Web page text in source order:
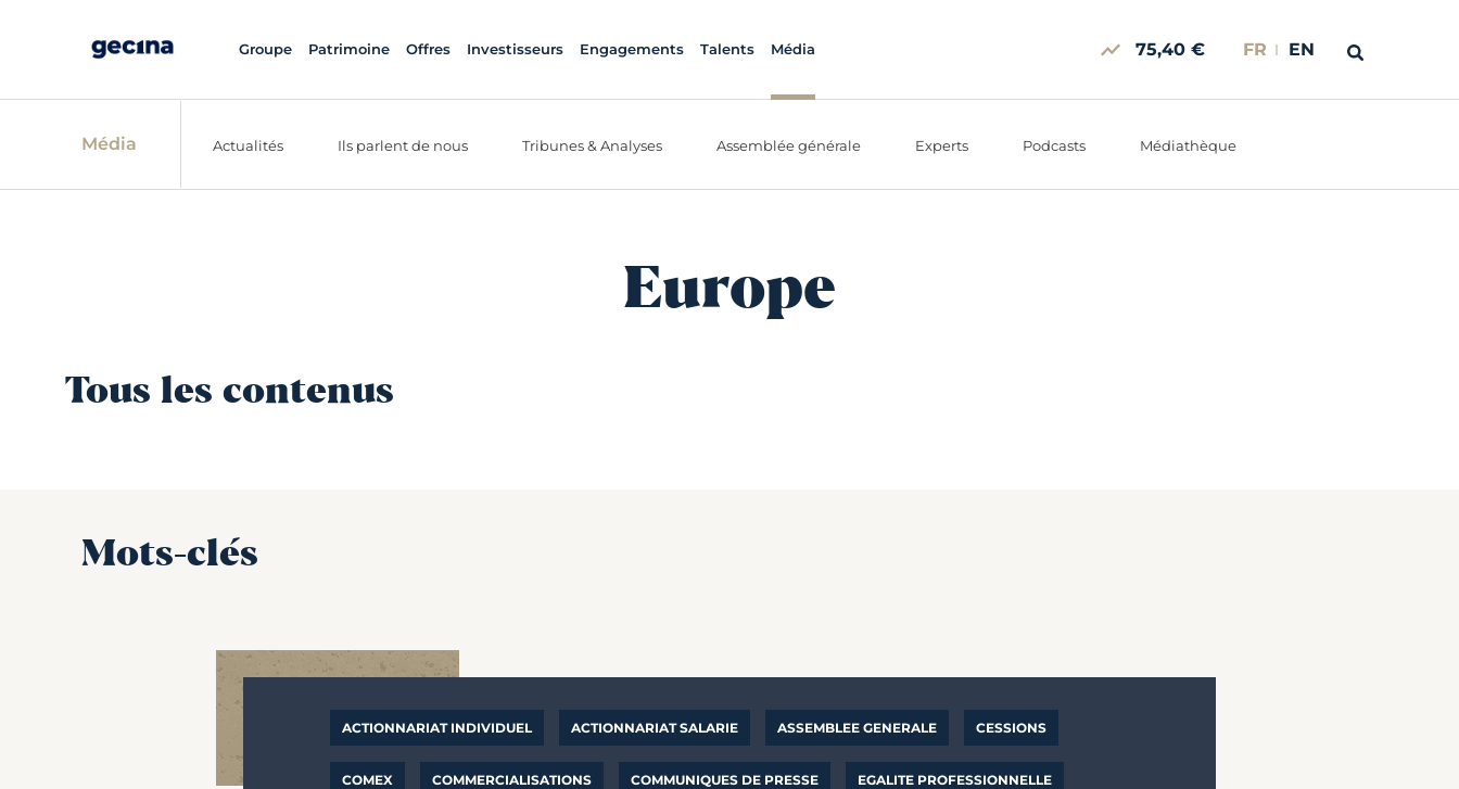
Groupe Patrimoine Offres Investisseurs Engagements Talents Média 75,40 € FR EN
Média Actualités Ils parlent de nous Tribunes & Analyses Assemblée générale Experts Podcasts Médiathèque
Europe
Tous les contenus
Mots-clés
ACTIONNARIAT INDIVIDUEL ACTIONNARIAT SALARIE ASSEMBLEE GENERALE CESSIONS
COMEX COMMERCIALISATIONS COMMUNIQUES DE PRESSE EGALITE PROFESSIONNELLE